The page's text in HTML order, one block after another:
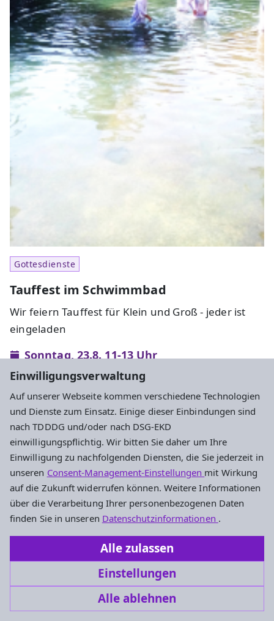
Einwilligungsverwaltung
Auf unserer Webseite kommen verschiedene Technologien
und Dienste zum Einsatz. Einige dieser Einbindungen sind
nach TDDDG und/oder nach DSG-EKD
einwilligungspflichtig. Wir bitten Sie daher um Ihre
Einwilligung zu nachfolgenden Diensten, die Sie jederzeit in
unseren Consent-Management-Einstellungen mit Wirkung
auf die Zukunft widerrufen können. Weitere Informationen
über die Verarbeitung Ihrer personenbezogenen Daten
finden Sie in unseren Datenschutzinformationen .
Alle zulassen
Einstellungen
Alle ablehnen
Gottesdienste
Tauffest im Schwimmbad
Wir feiern Tauffest für Klein und Groß - jeder ist
eingeladen
Sonntag, 23.8. 11-13 Uhr
Feldatal,Sonnenbad in Kestrich